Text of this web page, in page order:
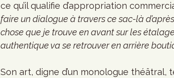
ce qu’il qualifie d’appropriation
faire un dialogue à travers ce sac-là
chose que je trouve en avant sur les
authentique va se retrouver en arrière
Son art, digne d’un monologue théâtral,